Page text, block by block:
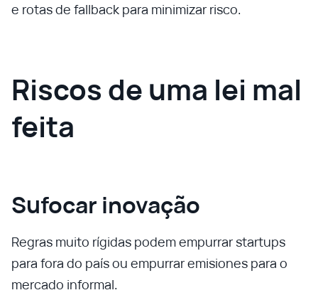
e rotas de fallback para minimizar risco.
Riscos de uma lei mal
feita
Sufocar inovação
Regras muito rígidas podem empurrar startups
para fora do país ou empurrar emisiones para o
mercado informal.